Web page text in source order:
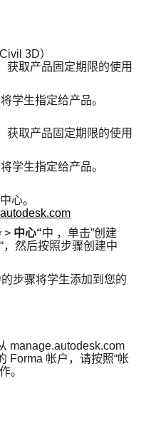
3D）
获取产品固定期限的使用
学生指定给产品。
获取产品固定期限的使用
学生指定给产品。
心。
> 中心“中 ，单击”创建
，然后按照步骤创建中
步骤将学生添加到您的
manage.autodesk.com
Forma 帐户，请按照“帐
。